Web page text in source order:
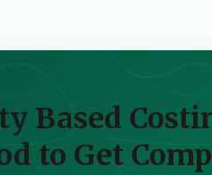
Based
to Get